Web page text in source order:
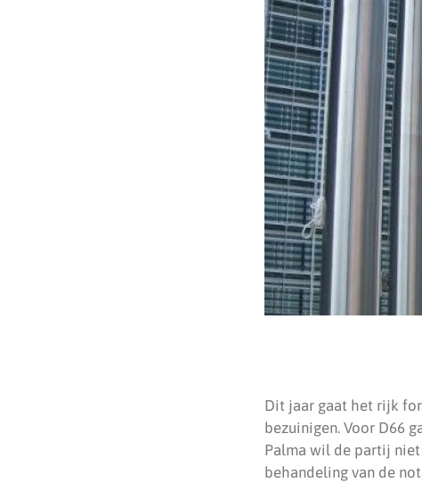
Dit jaar gaat het rijk
bezuinigen. Voor D66
Palma wil de partij
behandeling van de